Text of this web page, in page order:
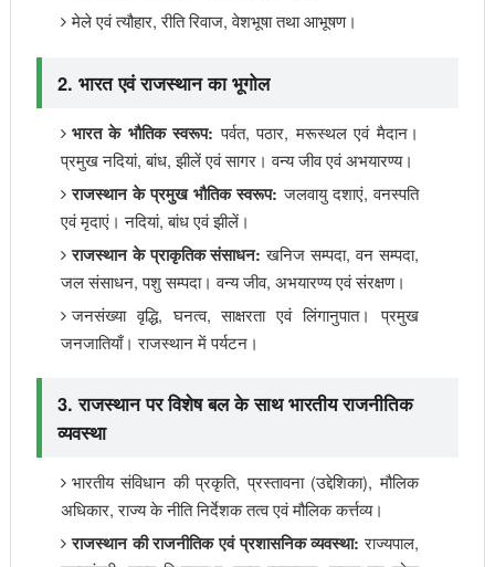
मेले एवं त्यौहार, रीति रिवाज, वेशभूषा तथा आभूषण।
2. भारत एवं राजस्थान का भूगोल
भारत के भौतिक स्वरूप: पर्वत, पठार, मरूस्थल एवं मैदान।
प्रमुख नदियां, बांध, झीलें एवं सागर। वन्य जीव एवं अभयारण्य।
राजस्थान के प्रमुख भौतिक स्वरूप: जलवायु दशाएं, वनस्पति
एवं मृदाएं। नदियां, बांध एवं झीलें।
राजस्थान के प्राकृतिक संसाधन: खनिज सम्पदा, वन सम्पदा,
जल संसाधन, पशु सम्पदा। वन्य जीव, अभयारण्य एवं संरक्षण।
जनसंख्या वृद्धि, घनत्व, साक्षरता एवं लिंगानुपात। प्रमुख
जनजातियाँ। राजस्थान में पर्यटन।
3. राजस्थान पर विशेष बल के साथ भारतीय राजनीतिक
व्यवस्था
भारतीय संविधान की प्रकृति, प्रस्तावना (उद्देशिका), मौलिक
अधिकार, राज्य के नीति निर्देशक तत्व एवं मौलिक कर्त्तव्य।
राजस्थान की राजनीतिक एवं प्रशासनिक व्यवस्था: राज्यपाल,